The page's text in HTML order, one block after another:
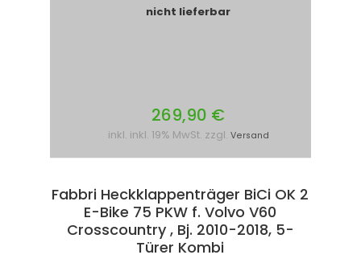
nicht lieferbar
269,90 €
inkl. inkl. 19% MwSt. zzgl. Versand
Fabbri Heckklappenträger BiCi OK 2
E-Bike 75 PKW f. Volvo V60
Crosscountry , Bj. 2010-2018, 5-
Türer Kombi